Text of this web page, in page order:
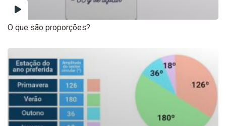
O que são proporções?